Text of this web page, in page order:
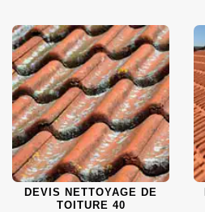
DEVIS NETTOYAGE DE
TOITURE 40